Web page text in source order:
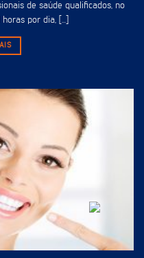
de saúde qualificados, no
por dia, [...]